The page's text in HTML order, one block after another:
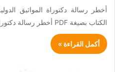
أخطر رسالة دكتوراة المواثيق
الكتاب بصيغة PDF أخطر رسالة دكتوراة بقلم د. طارق عبد…
أكمل القراءة »